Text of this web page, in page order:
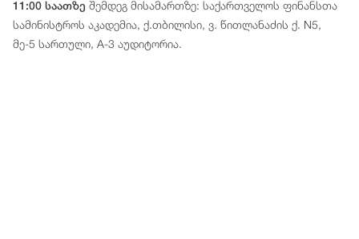
11:00 საათზე შემდეგ მისამართზე: საქართველოს ფინანსთა
სამინისტროს აკადემია, ქ.თბილისი, ვ. წითლანაძის ქ. N5,
მე-5 სართული, A-3 აუდიტორია.